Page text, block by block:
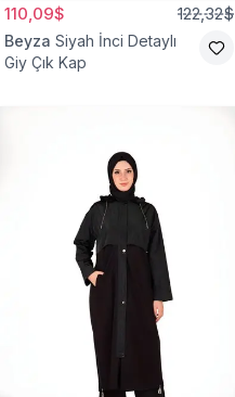
110,09$ 122,32$
Beyza Siyah İnci Detaylı
Giy Çık Kap